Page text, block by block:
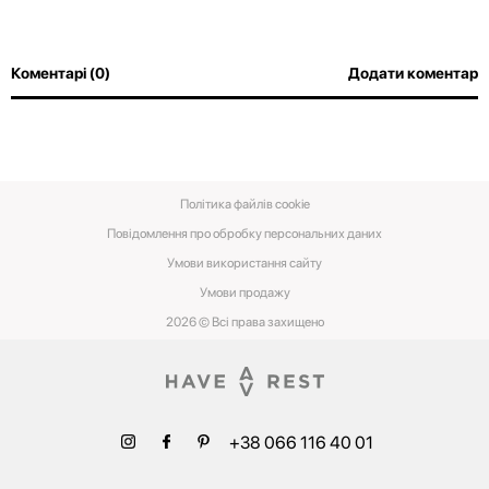
Коментарі (0) Додати коментар
2026 © Всі права захищено
Повідомлення про обробку персональних даних
Умови використання сайту
Умови‌ ‌продажу‌
Політика файлів cookie
+38 066 116 40 01